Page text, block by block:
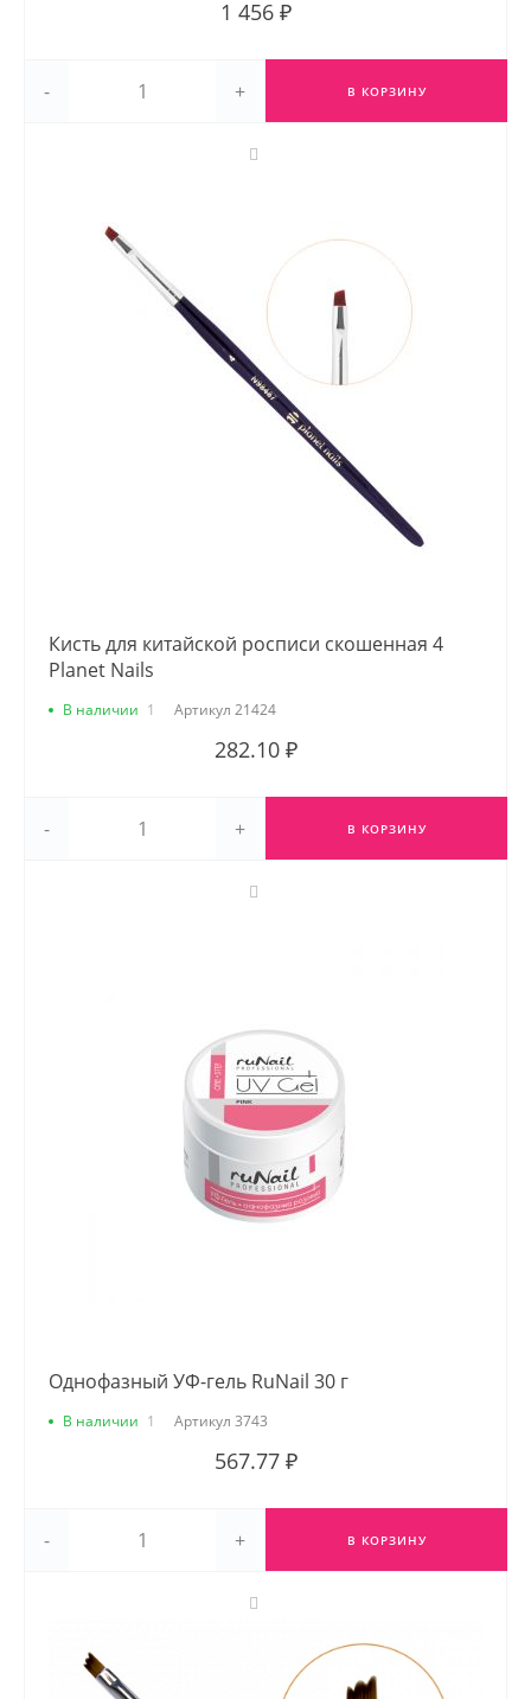
1 456 ₽
- + В КОРЗИНУ
Кисть для китайской росписи скошенная 4
Planet Nails
В наличии 1 Артикул 21424
282.10 ₽
- + В КОРЗИНУ
Однофазный УФ-гель RuNail 30 г
В наличии 1 Артикул 3743
567.77 ₽
- + В КОРЗИНУ